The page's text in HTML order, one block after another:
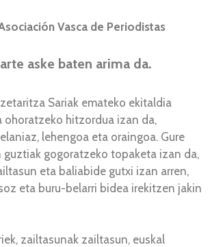
Vasca de Periodistas
aske baten arima da.
Sariak emateko ekitaldia
ohoratzeko hitzordua izan da,
lehengoa eta oraingoa. Gure
guztiak gogoratzeko topaketa izan da,
eta baliabide gutxi izan arren,
eta buru-belarri bidea irekitzen jakin
zailtasunak zailtasun, euskal